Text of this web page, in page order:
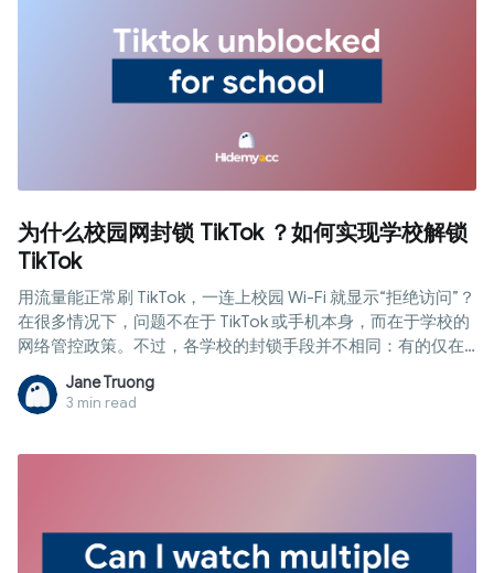
为什么校园网封锁 TikTok ？如何实现学校解锁
TikTok
用流量能正常刷 TikTok，一连上校园 Wi-Fi 就显示“拒绝访问”？
在很多情况下，问题不在于 TikTok 或手机本身，而在于学校的
网络管控政策。不过，各学校的封锁手段并不相同：有的仅在
网络层过滤，有的则在校发设备上通过 MDM 限制。在本文中，
Hidemyacc 将解析常见的学校封锁机制，教您区分不同情况，
并探讨 学校解锁 TikTok 的可行方案与潜在风险。
Jane Truong
3 min read